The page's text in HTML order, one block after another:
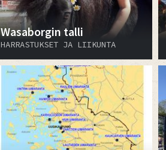
Wasaborgin talli
HARRASTUKSET JA LIIKUNTA